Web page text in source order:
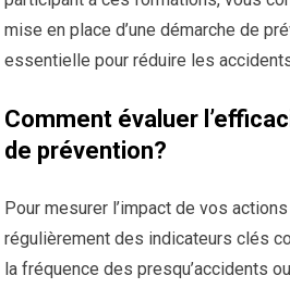
mise en place d’une démarche de
essentielle pour réduire les
Comment évaluer
de prévention?
Pour mesurer l’impact de vos
régulièrement des indicateurs clés
la fréquence des presqu’accidents